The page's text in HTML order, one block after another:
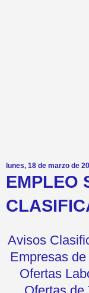
lunes, 18 de marzo de
EMPLEO
Avisos
Empresas
Ofertas